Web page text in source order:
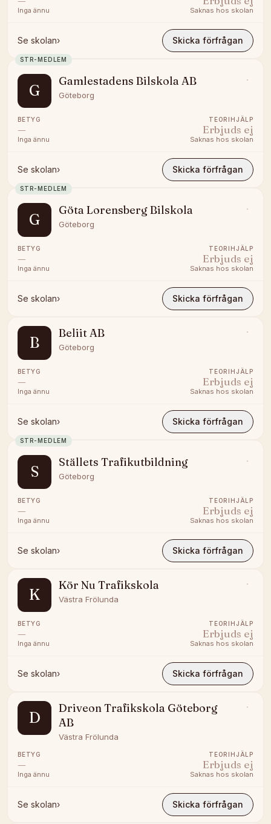
Inga ännu Saknas hos skolan
Se skolan› Skicka förfrågan
STR-MEDLEM
G
Gamlestadens Bilskola AB
Göteborg
BETYG
—
Inga ännu
TEORIHJÄLP
Erbjuds ej
Saknas hos skolan
Se skolan› Skicka förfrågan
STR-MEDLEM
G
Göta Lorensberg Bilskola
Göteborg
BETYG
—
Inga ännu
TEORIHJÄLP
Erbjuds ej
Saknas hos skolan
Se skolan› Skicka förfrågan
B
Beliit AB
Göteborg
BETYG
—
Inga ännu
TEORIHJÄLP
Erbjuds ej
Saknas hos skolan
Se skolan› Skicka förfrågan
STR-MEDLEM
S
Ställets Trafikutbildning
Göteborg
BETYG
—
Inga ännu
TEORIHJÄLP
Erbjuds ej
Saknas hos skolan
Se skolan› Skicka förfrågan
K
Kör Nu Trafikskola
Västra Frölunda
BETYG
—
Inga ännu
TEORIHJÄLP
Erbjuds ej
Saknas hos skolan
Se skolan› Skicka förfrågan
D
Driveon Trafikskola Göteborg
AB
Västra Frölunda
BETYG
—
Inga ännu
TEORIHJÄLP
Erbjuds ej
Saknas hos skolan
Se skolan› Skicka förfrågan